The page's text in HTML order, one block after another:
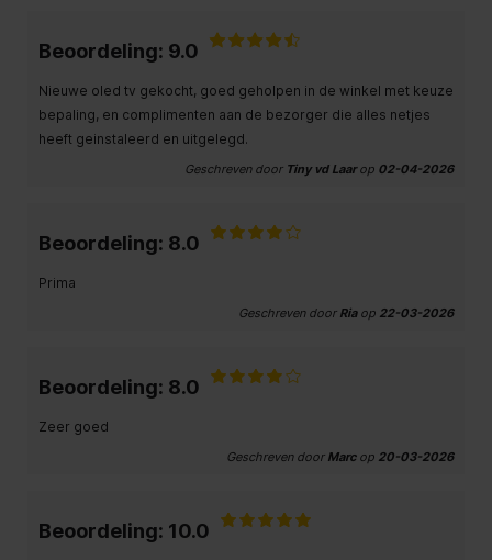
Beoordeling: 9.0
Nieuwe oled tv gekocht, goed geholpen in de winkel met keuze
bepaling, en complimenten aan de bezorger die alles netjes
heeft geinstaleerd en uitgelegd.
Geschreven door Tiny vd Laarop 02-04-2026
Beoordeling: 8.0
Prima
Geschreven door Riaop 22-03-2026
Beoordeling: 8.0
Zeer goed
Geschreven door Marcop 20-03-2026
Beoordeling: 10.0